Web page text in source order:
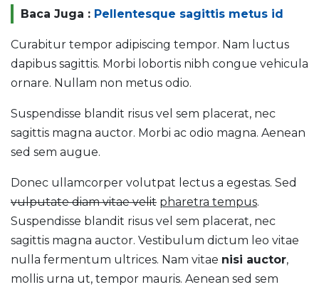
Baca Juga : Pellentesque sagittis metus id
Curabitur tempor adipiscing tempor. Nam luctus
dapibus sagittis. Morbi lobortis nibh congue vehicula
ornare. Nullam non metus odio.
Suspendisse blandit risus vel sem placerat, nec
sagittis magna auctor. Morbi ac odio magna. Aenean
sed sem augue.
Donec ullamcorper volutpat lectus a egestas. Sed
vulputate diam vitae velit pharetra tempus.
Suspendisse blandit risus vel sem placerat, nec
sagittis magna auctor. Vestibulum dictum leo vitae
nulla fermentum ultrices. Nam vitae nisi auctor,
mollis urna ut, tempor mauris. Aenean sed sem